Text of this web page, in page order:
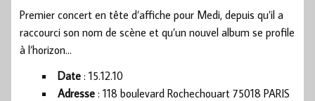
Premier concert en tête d’affiche pour Medi, depuis qu’il a
raccourci son nom de scène et qu’un nouvel album se profile
à l’horizon…
Date : 15.12.10
Adresse : 118 boulevard Rochechouart 75018 PARIS